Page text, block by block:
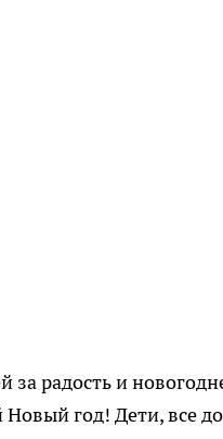
радость и
год! Дети, все